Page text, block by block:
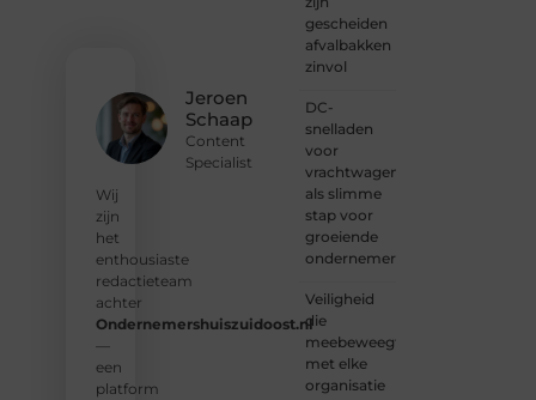
Jeroen
Schaap
Content
Specialist
Wij
zijn
het
enthousiaste
redactieteam
achter
Ondernemershuiszuidoost.nl
—
een
platform
gescheiden
afvalbakken
zinvol
DC-
snelladen
voor
vrachtwagens
als slimme
stap voor
groeiende
ondernemers
Veiligheid
die
meebeweegt
met elke
organisatie